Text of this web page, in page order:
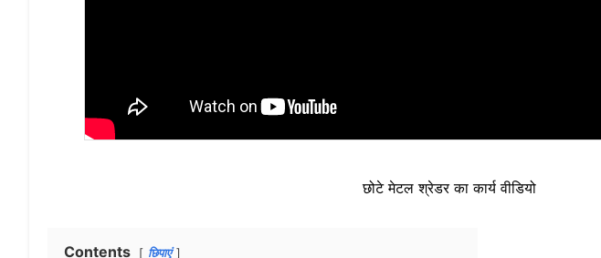
छोटे मेटल श्रेडर का कार्य वीडियो
Contents छिपाएं